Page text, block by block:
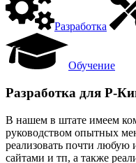
Разработка
Обучение
Разработка для Р-
В нашем в штате имеем
руководством опытных
реализовать почти
сайтами и тп, а также